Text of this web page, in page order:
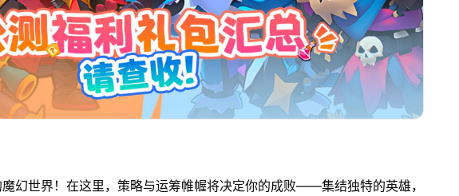
幻世界！在这里，策略与运筹帷幄将决定你的成败——集结独特的英雄，